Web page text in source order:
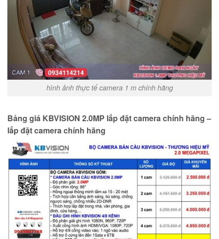
hình ảnh thực tế camera 1 m chính hãng
Bảng giá KBVISION 2.0MP lắp đặt camera chính hãng –
lắp đặt camera chính hãng